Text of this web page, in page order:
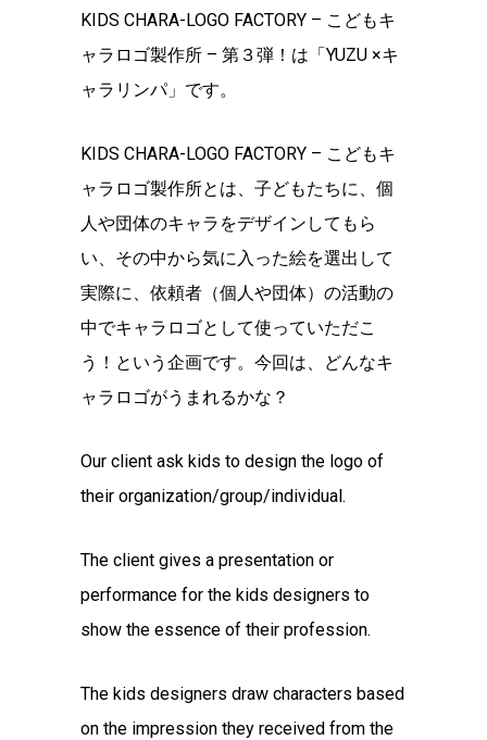
KIDS CHARA-LOGO FACTORY – こどもキ
ャラロゴ製作所 – 第３弾！は「YUZU ×キ
ャラリンパ」です。
KIDS CHARA-LOGO FACTORY – こどもキ
ャラロゴ製作所とは、子どもたちに、個
人や団体のキャラをデザインしてもら
い、その中から気に入った絵を選出して
実際に、依頼者（個人や団体）の活動の
中でキャラロゴとして使っていただこ
う！という企画です。今回は、どんなキ
ャラロゴがうまれるかな？
Our client ask kids to design the logo of
their organization/group/individual.
The client gives a presentation or
performance for the kids designers to
show the essence of their profession.
The kids designers draw characters based
on the impression they received from the